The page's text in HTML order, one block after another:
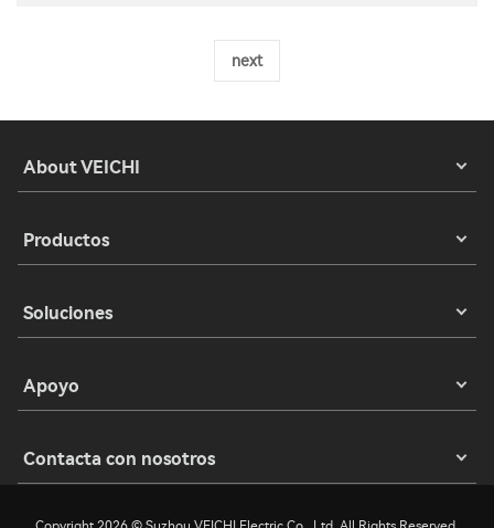
next
About VEICHI
Productos
Soluciones
Apoyo
Contacta con nosotros